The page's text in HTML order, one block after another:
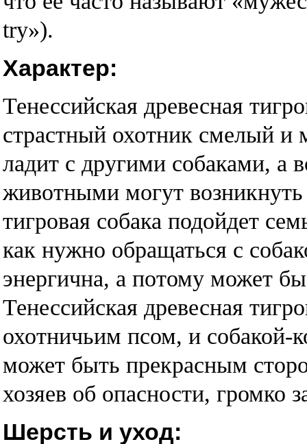
try»).
Характер:
Тенессийская древесная
страстный охотник смелый и
ладит с другими собаками,
животными могут
тигровая собака подойдет
как нужно обращаться с
энергична, а потому может
Тенессийская древесная
охотничьим псом, и собакой-
может быть прекрасным
хозяев об опасности, громко
Шерсть и уход: